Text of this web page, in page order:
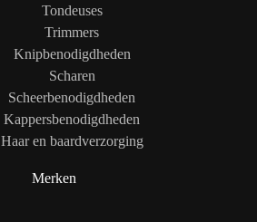
Tondeuses
Trimmers
Knipbenodigdheden
Scharen
Scheerbenodigdheden
Kappersbenodigdheden
Haar en baardverzorging
Merken